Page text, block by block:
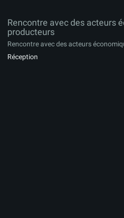
Rencontre avec des acteurs
producteurs
Rencontre avec des acteurs
Réception